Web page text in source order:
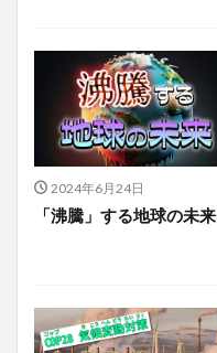
2024年6月24日
「沸騰」する地球の未来